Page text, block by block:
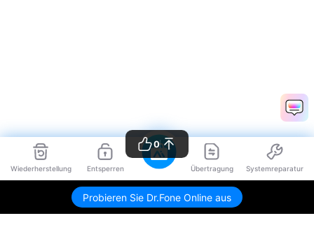
Wiederherstellung Entsperren Übertragung Systemreparatur
Probieren Sie Dr.Fone Online aus
0